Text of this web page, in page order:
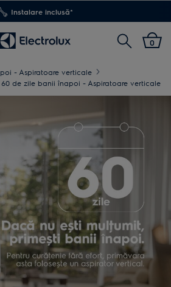
Instalare inclusă*
Cautare0
- Aspiratoare verticale
de zile banii înapoi - Aspiratoare verticale